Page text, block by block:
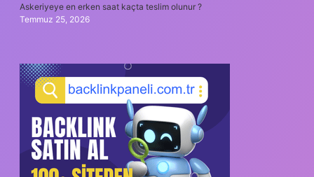
Askeriyeye en erken saat kaçta teslim olunur ?
Temmuz 25, 2026